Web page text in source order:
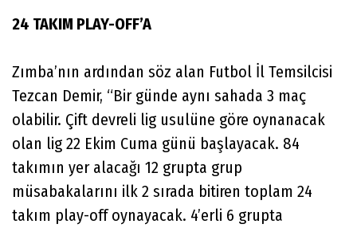
24 TAKIM PLAY-OFF’A
Zımba’nın ardından söz alan Futbol İl Temsilcisi
Tezcan Demir, “Bir günde aynı sahada 3 maç
olabilir. Çift devreli lig usulüne göre oynanacak
olan lig 22 Ekim Cuma günü başlayacak. 84
takımın yer alacağı 12 grupta grup
müsabakalarını ilk 2 sırada bitiren toplam 24
takım play-off oynayacak. 4’erli 6 grupta